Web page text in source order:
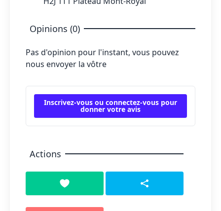
Opinions (0)
Pas d'opinion pour l'instant, vous pouvez
nous envoyer la vôtre
Inscrivez-vous ou connectez-vous pour
donner votre avis
Actions